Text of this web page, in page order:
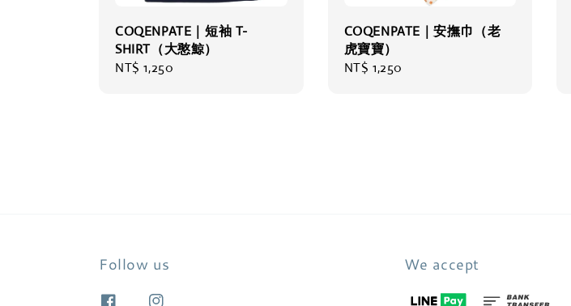
COQENPATE｜短袖 T-
SHIRT（大憨鯨）
Regular
NT$ 1,250
COQENPATE｜安撫巾（老
虎寶寶）
Regular
NT$ 1,250
Follow us We accept